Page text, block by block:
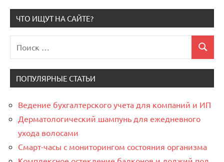
ЧТО ИЩУТ НА САЙТЕ?
для:
Поиск
ПОПУЛЯРНЫЕ СТАТЬИ
Ведение бухгалтерского учета для компаний и ИП
Дерматологический шампунь для ежедневного
ухода волосами
Смарт-часы с мониторингом состояния организма